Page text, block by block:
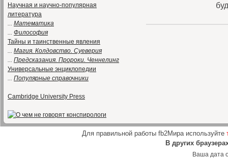
Научная и научно-популярная
литература
... Математика
... Философия
Тайны и таинственные явления
... Магия. Колдовство. Суеверия
... Предсказания. Пророки. Ченнелинг
Универсальные энциклопедии
... Популярные справочники
Cambridge University Press
Для правильной работы fb2Мира используйте
В других
Ваша дата